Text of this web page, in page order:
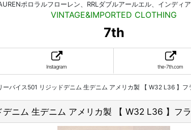
ポロラルフローレン、RRLダブルアールエル、インディ
VINTAGE&IMPORTED CLOTHING
7th
Instagram the-7th.com
バイス501 リジッドデニム 生デニム アメリカ製 【 W32 L36 】フ
ニム 生デニム アメリカ製 【 W32 L36 】フ